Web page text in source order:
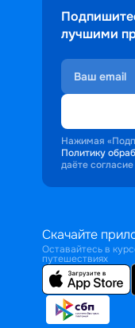
лучшими
Нажимая
Политику
даёте
Скачайте
Оставайтесь в
путешествиях